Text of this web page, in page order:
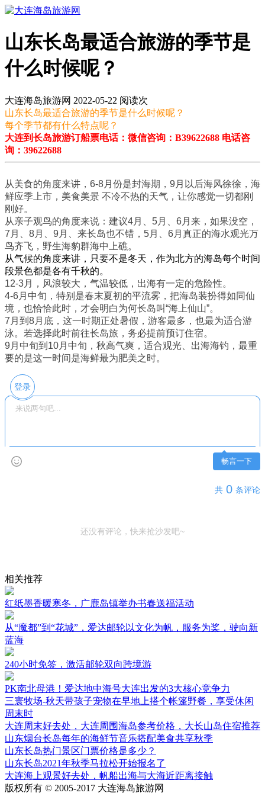
山东长岛最适合旅游的季节是
什么时候呢？
大连海岛旅游网 2022-05-22 阅读次
山东长岛最适合旅游的季节是什么时候呢？
每个季节都有什么特点呢？
大连到长岛旅游订船票电话：微信咨询：B39622688 电话咨
询：39622688
从美食的角度来讲，6-8月份是封海期，9月以后海风徐徐，海
鲜应季上市，美食美景 不冷不热的天气，让你感觉一切都刚
刚好。
从亲子观鸟的角度来说：建议4月、5月、6月来，如果没空，
7月、8月、9月、来长岛也不错， 5月、6月真正的海水观光万
鸟齐飞，野生海豹群海中上礁。
从气候的角度来讲，只要不是冬天，作为北方的海岛每个时间
段景色都是各有千秋的。
12-3月，风浪较大，气温较低，出海有一定的危险性。
4-6月中旬，特别是春末夏初的平流雾，把海岛装扮得如同仙
境，也恰恰此时，才会明白为何长岛叫“海上仙山”。
7月到8月底，这一时期正处暑假，游客最多，也最为适合游
泳。若选择此时前往长岛旅， 务必提前预订住宿。
9月中旬到10月中旬，秋高气爽，适合观光、出海海钓，最重
要的是这一时间是海鲜最为肥美之时。
登录
畅言一下
共 0 条评论
还没有评论，快来抢沙发吧~
相关推荐
红纸墨香暖寒冬，广鹿岛镇举办书春送福活动
从“魔都”到“花城”，爱达邮轮以文化为帆，服务为桨，驶向新
蓝海
240小时免签，激活邮轮双向跨境游
PK南北母港！爱达地中海号大连出发的3大核心竞争力
三寰牧场-秋天带孩子宠物在早地上搭个帐篷野餐，享受休闲
周末时
大连周末好去处，大连周围海岛参考价格，大长山岛住宿推荐
山东烟台长岛每年的海鲜节音乐搭配美食共享秋季
山东长岛热门景区门票价格是多少？
山东长岛2021年秋季马拉松开始报名了
大连海上观景好去处，帆船出海与大海近距离接触
版权所有 © 2005-2017 大连海岛旅游网